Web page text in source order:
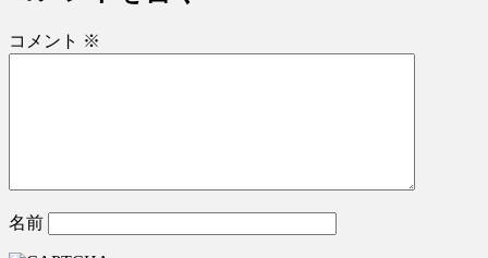
コメント ※
名前